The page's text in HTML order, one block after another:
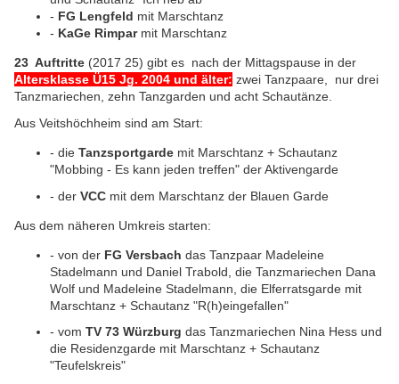
- FG Lengfeld mit Marschtanz
- KaGe Rimparmit Marschtanz
23 Auftritte (2017 25) gibt es nach der Mittagspause in der
Altersklasse Ü15 Jg. 2004 und älter: zwei Tanzpaare, nur drei
Tanzmariechen, zehn Tanzgarden und acht Schautänze.
Aus Veitshöchheim sind am Start:
- die Tanzsportgarde mit Marschtanz + Schautanz
"Mobbing - Es kann jeden treffen" der Aktivengarde
- der VCC mit dem Marschtanz der Blauen Garde
Aus dem näheren Umkreis starten:
- von der FG Versbach das Tanzpaar Madeleine
Stadelmann und Daniel Trabold, die Tanzmariechen Dana
Wolf und Madeleine Stadelmann, die Elferratsgarde mit
Marschtanz + Schautanz "R(h)eingefallen"
- vom TV 73 Würzburg das Tanzmariechen Nina Hess und
die Residenzgarde mit Marschtanz + Schautanz
"Teufelskreis"